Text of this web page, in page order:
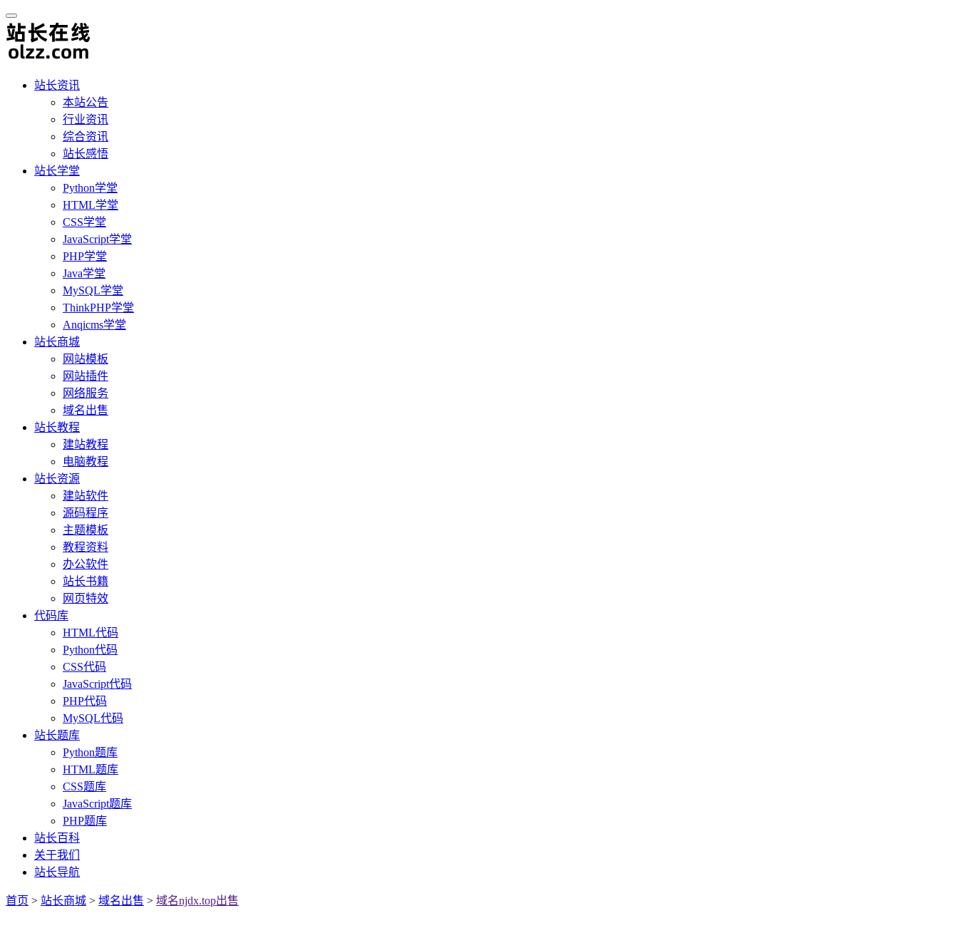
站长资讯
本站公告
行业资讯
综合资讯
站长感悟
站长学堂
Python学堂
HTML学堂
CSS学堂
JavaScript学堂
PHP学堂
Java学堂
MySQL学堂
ThinkPHP学堂
Anqicms学堂
站长商城
网站模板
网站插件
网络服务
域名出售
站长教程
建站教程
电脑教程
站长资源
建站软件
源码程序
主题模板
教程资料
办公软件
站长书籍
网页特效
代码库
HTML代码
Python代码
CSS代码
JavaScript代码
PHP代码
MySQL代码
站长题库
Python题库
HTML题库
CSS题库
JavaScript题库
PHP题库
站长百科
关于我们
站长导航
首页 > 站长商城 > 域名出售 > 域名njdx.top出售